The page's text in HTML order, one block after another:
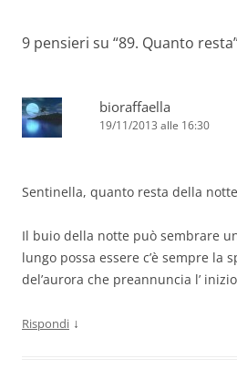
9 pensieri su “89. Quanto resta
bioraffaella
19/11/2013 alle 16:30
Sentinella, quanto resta della
Il buio della notte può sembrare
lungo possa essere c’è sempre la
del’aurora che preannuncia l’
Rispondi ↓